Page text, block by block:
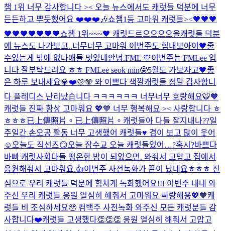
챔 1위 너무 감사합니다 >< 오늘 뉴스에서도 캐럿들 덕분에 너무
든든하고 뿌듯했어요 ❤️❤️❤️🎶쇼챔1등 고마워 캐럿들><🖤🖤🖤
🖤🖤🖤🖤🖤🖤🖤쇼챔 1위~~~🖤 캐럿드르으으으으을캐럿들 덕분
에 뉴스도 나가보고..너무너무 고마워 이번주도 힘내보아이🖤줄
수있는게 밖에 없다애들 멋있네 안녕.FML 💙이번주는 FMLee 입
니다 잘부탁드려요 ㅎㅎ FMLee seok min🤓5월도 가보자고🖤좋
은 하루 보내세요💎❤️🩷🩵 와 이쁘다 색깔캐럿들 정말 감사합니
다 플레디스 난리났습니다 ㅋㅋㅋㅋㅋㅋ 너무너무 호랑해요🐯🧡
캐럿들 진짜 항상 고마워요 💖💙 너무 행복해요 >< 사랑합니다 ㅎ
ㅎㅎㅎ已上傳照片。 已上傳照片。 캐럿들아 다들 잘지내나??일
주일간 손오공 활동 너무 고생했어 캐럿들♥️ 겸이 보고 많이 웃어
☺️ 오늘도 직선즈😏오늘 잠수교 오늘 캐럿들있어…?혹시?바쁘다
바빠 캐럿사회 다들 평온한 밤이 되었으면. 와줘서 고맙고 집에서
응원해줘서 고마워요.👍이번주 사전녹화가 끝이 났네요ㅎㅎㅎ 진
심으로 우리 캐럿들 덕분에 힘차게 녹화했어요!!! 이번주 내내 와
주신 우리 캐럿들 응원 열심히 해줘서 고마워요 싸랑해용💖💙캐
럿들 비 조심하세요🥹 컴백주 사전녹화 와주신 모든 캐럿분들 감
사합니다❤️캐럿들 고생했다👏👏👏 응원 열심히 해줘서 고맙고